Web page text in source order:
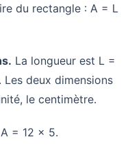
du rectangle : A = L
La longueur est L =
deux dimensions
le centimètre.
A = 12 × 5.